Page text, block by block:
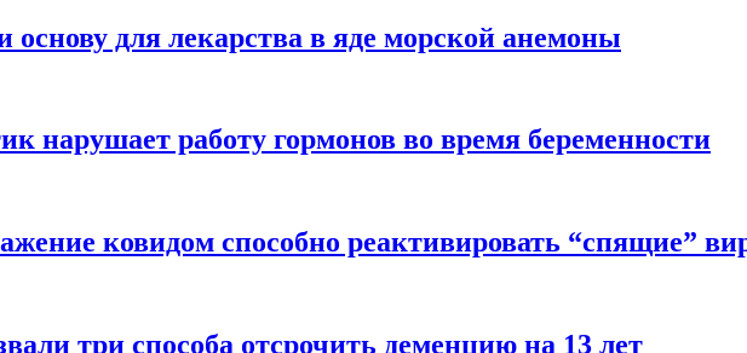
для лекарства в яде морской анемоны
нарушает работу гормонов во время беременности
ковидом способно реактивировать “спящие”
три способа отсрочить деменцию на 13 лет